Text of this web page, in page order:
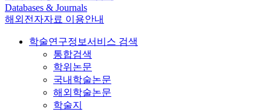
Databases & Journals
해외전자자료 이용안내
학술연구정보서비스 검색
통합검색
학위논문
국내학술논문
해외학술논문
학술지